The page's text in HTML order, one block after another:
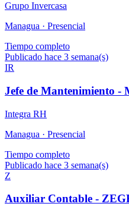
Grupo Invercasa
Managua · Presencial
Tiempo completo
Publicado hace 3 semana(s)
IR
Jefe de Mantenimiento -
Integra RH
Managua · Presencial
Tiempo completo
Publicado hace 3 semana(s)
Z
Auxiliar Contable -